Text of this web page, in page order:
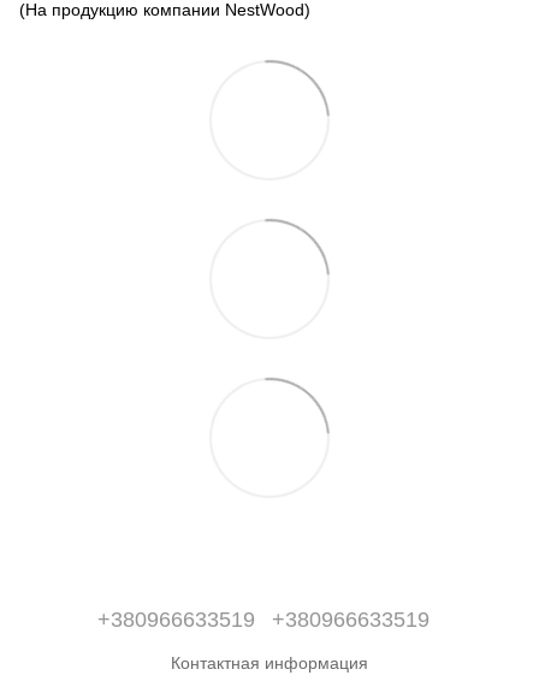
(На продукцию компании NestWood)
+380966633519 +380966633519
Контактная информация